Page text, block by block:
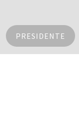
PRESIDENTE